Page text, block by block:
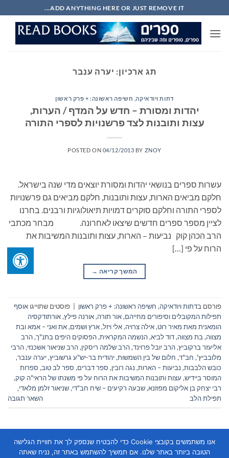
to
content
ADD ANYTHING HERE OR JUST REMOVE IT...
תג ארכיון: יערה ענבר
דתות ויודאיקה, חשיפה ראשונה: + פרק ראשון
יהדות ומסורת – חדש על המדף / הערות,
עצות ותובנות לצד פרשנויות לספרי התורה
POSTED ON 04/12/2013 BY ZNOY
עשרות ספרים בנושאי יהדות ומסורת יוצאים מדי שנה בישראל.
חלקם מביאים הארות, עצות ותובנות, חלקם מביאים גם פרשנויות
לספרי התורה וחלקם סוקרים דמויות תיאולוגיות ורבנים. בחרנו
לציין מספר ספרים חדשים שיצאו לאחרונה. מבחר מכתבי
הרב הכהן קוק נביעות – הארות, עצות ותובנות המשיבות את
הרוח על פי […]
המשך קריאה →
פורסם בדתות ויודאיקה, חשיפה ראשונה: + פרק ראשון פוסטים שתוייגו אוסף
תפילות המקובלים וסיפורים מחייהם,אור תורה,אורנה פילץ,אורתודקסיה
הומאנית מאת מאיר רוט,אילה צרויה,אלי ויזל,ארץ ושמים,את ואני – אמא ובת
מצווה, בת מצווה,דוד לביא,הנשמה המקראית,הפסוקים היפים בתנ"ך,הרב
אליעזר ברקוביץ,הרב יובל פרוינד,הרב שלמה ריסקין,הרב שניאור אשכנזי,הרבי
מלובביץ', חב"ד, חלום של בין השמשות,יהודית בר-יש"ע גרשוביץ,יערה ענבר,
כובש הלבבות, נביעות – הארות, נגה רובין, ספר דברים, ספר לב טוב, ספרות
המוסר ביידיש, עצות ותובנות המשיבות את הרוח על פי משנתו של הראי"ה קוק,
רבי יצחק בן אליקום מפוזנא,שבעה רקיעים – שיח חב"די,שניאור זלמן מלאדי,
תפילת הלב
השאר תגובה
אנו משתמשים בקובצי Cookie כדי להבטיח שנספק לך את חוויית הגלישה
הטובה ביותר באתר שלנו. אם תמשיך להשתמש באתר זה, נניח שאתה